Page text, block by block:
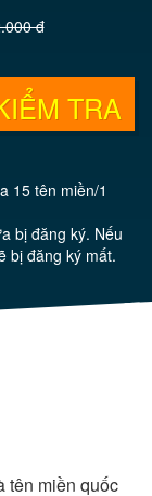
đ
TRA
15 tên miền/1
bị đăng ký. Nếu
bị đăng ký mất.
tên miền quốc